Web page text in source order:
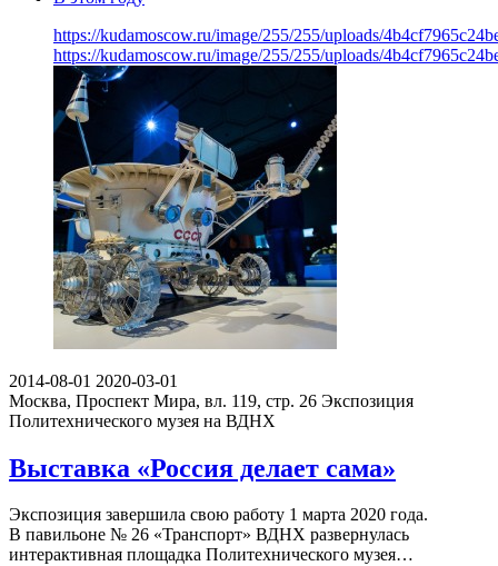
https://kudamoscow.ru/image/255/255/uploads/
https://kudamoscow.ru/image/255/255/uploads/
2014-08-01 2020-03-01
Москва, Проспект Мира, вл. 119, стр. 26 Экспозиция
Политехнического музея на ВДНХ
Выставка «Россия делает сама»
Экспозиция завершила свою работу 1 марта 2020 года.
В павильоне № 26 «Транспорт» ВДНХ развернулась
интерактивная площадка Политехнического музея…